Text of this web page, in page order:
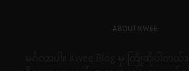
ABOUT KWEE